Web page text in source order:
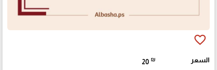
favorite_border
السعر 20 ₪